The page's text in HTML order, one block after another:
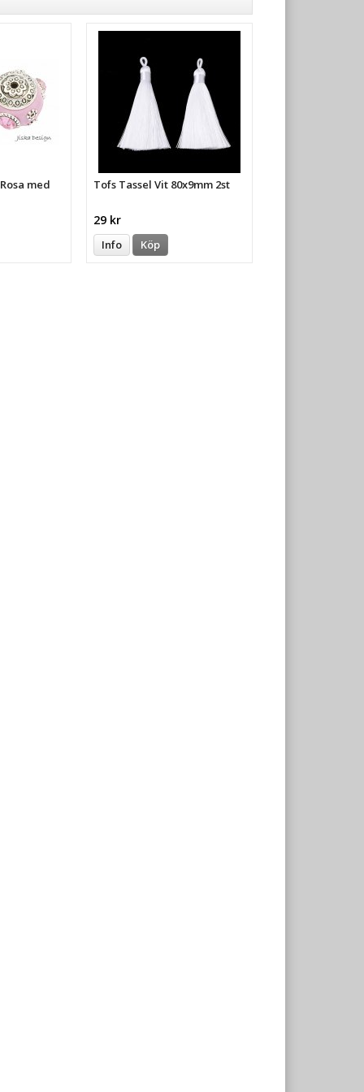
med
Tofs Tassel Vit 80x9mm 2st
29 kr
Info Köp